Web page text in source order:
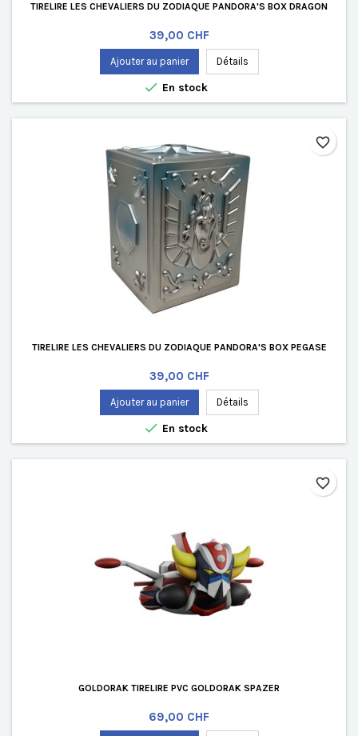
TIRELIRE LES CHEVALIERS DU ZODIAQUE PANDORA'S BOX DRAGON
Prix
39,00 CHF
Ajouter au panier Détails
 En stock
TIRELIRE LES CHEVALIERS DU ZODIAQUE PANDORA'S BOX PEGASE
Prix
39,00 CHF
Ajouter au panier Détails
 En stock
favorite_border
GOLDORAK TIRELIRE PVC GOLDORAK SPAZER
Prix
69,00 CHF
favorite_border